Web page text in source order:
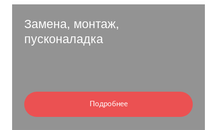
Замена, монтаж,
пусконаладка
Подробнее